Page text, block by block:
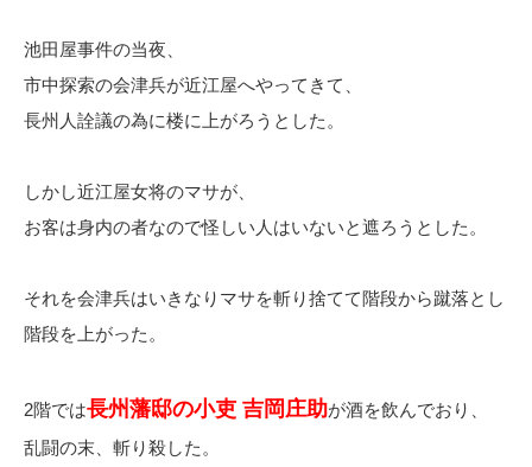
池田屋事件の当夜、
市中探索の会津兵が近江屋へやってきて、
長州人詮議の為に楼に上がろうとした。
しかし近江屋女将のマサが、
お客は身内の者なので怪しい人はいないと遮ろうとした。
それを会津兵はいきなりマサを斬り捨てて階段から蹴落とし
階段を上がった。
2階では長州藩邸の小吏 吉岡庄助が酒を飲んでおり、
乱闘の末、斬り殺した。